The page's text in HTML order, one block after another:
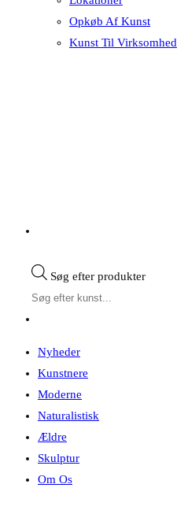
Opkøb Af Kunst
Kunst Til Virksomhed
Søg efter produkter
Nyheder
Kunstnere
Moderne
Naturalistisk
Ældre
Skulptur
Om Os